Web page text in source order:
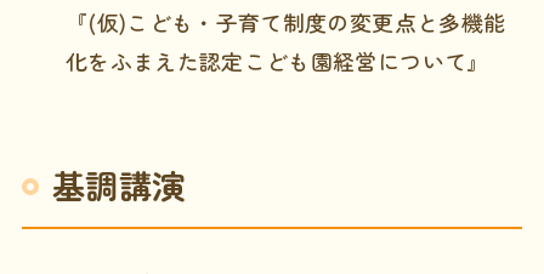
『(仮)こども・子育て制度の変更点と多機能
化をふまえた認定こども園経営について』
基調講演